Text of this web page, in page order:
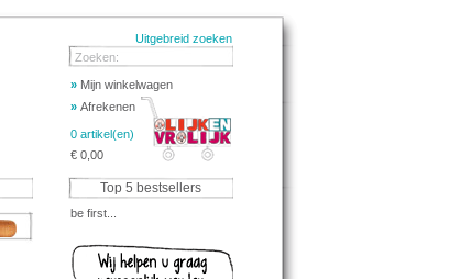
Uitgebreid zoeken
Zoeken:
» Mijn winkelwagen
» Afrekenen
0 artikel(en)
€ 0,00
Top 5 bestsellers
be first...